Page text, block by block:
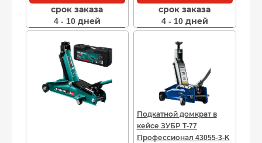
срок заказа
4 - 10 дней
срок заказа
4 - 10 дней
Подкатной домкрат в
кейсе ЗУБР Т-77
Профессионал 43055-3-K